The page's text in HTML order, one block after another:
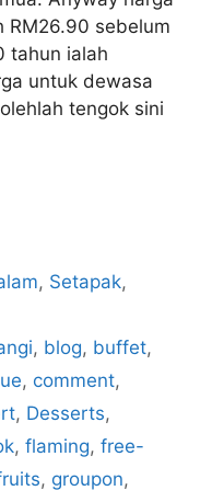
sebelum
tahun ialah
untuk dewasa
tengok sini
, Setapak,
, blog, buffet,
, comment,
, Desserts,
, flaming, free-
, groupon,